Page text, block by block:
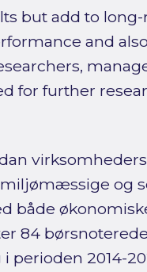
but add to
and
for further
virksomheders
og
både
84
perioden 2014-